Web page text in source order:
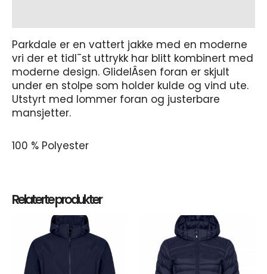
Parkdale er en vattert jakke med en moderne
vri der et tidl¯st uttrykk har blitt kombinert med
moderne design. GlidelÂsen foran er skjult
under en stolpe som holder kulde og vind ute.
Utstyrt med lommer foran og justerbare
mansjetter.
100 % Polyester
Relaterte produkter